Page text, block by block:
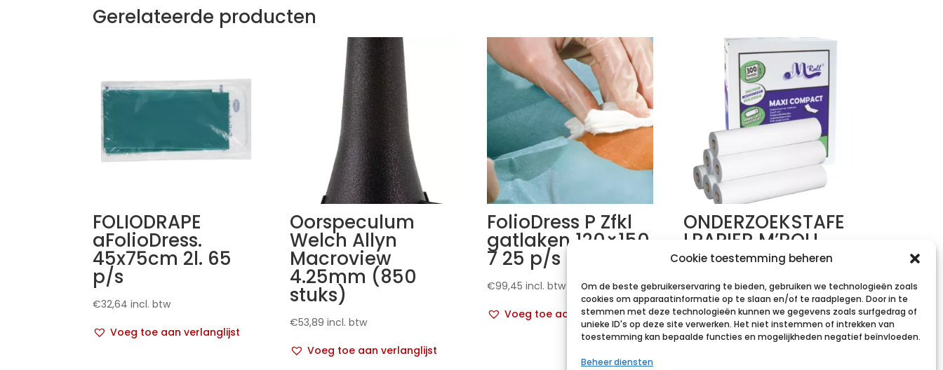
Cookie toestemming beheren
Om de beste gebruikerservaring te bieden, gebruiken we technologieën zoals
cookies om apparaatinformatie op te slaan en/of te raadplegen. Door in te
stemmen met deze technologieën kunnen we gegevens zoals surfgedrag of
unieke ID's op deze site verwerken. Het niet instemmen of intrekken van
toestemming kan bepaalde functies en mogelijkheden negatief beïnvloeden.
Beheer diensten
Gerelateerde producten
FOLIODRAPE
aFolioDress.
45x75cm 2l. 65
p/s
€32,64 incl. btw
Voeg toe aan verlanglijst
Oorspeculum
Welch Allyn
Macroview
4.25mm (850
stuks)
€53,89 incl. btw
Voeg toe aan verlanglijst
FolioDress P Zfkl
gatlaken 120×150
7 25 p/s
€99,45 incl. btw
Voeg toe aan verlanglijst
ONDERZOEKSTAFE
LPAPIER M’ROLL
MAXI COMPACT
50X35CM 300
VEL 6 ROLLEN
€49,17 incl. btw